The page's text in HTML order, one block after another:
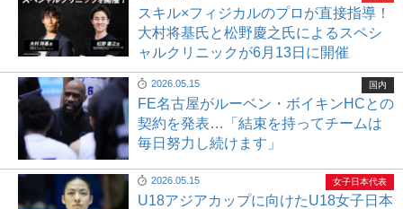
スキル×フィジカルのプロが直接指導！
大村将基氏と松野慶之氏によるスペシ
ャルクリニックが6月13日に開催
2026.05.15
FE名古屋がルーベン・ボイキンHCとの
契約を発表…「結束を持ってチームは
毎日努力し続けます」
国内
2026.05.15
U18アジアカップに向けたU18女子日本
女子日本代表